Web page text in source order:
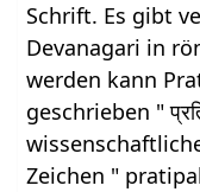
Schrift. Es gibt
Devanagari in
werden kann
geschrieben "
Zeichen "